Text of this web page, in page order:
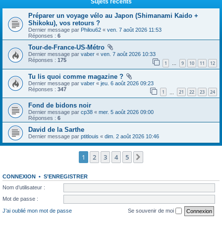
Sujets récents
Préparer un voyage vélo au Japon (Shimanami Kaido +
Shikoku), vos retours ?
Dernier message par Philou62 « ven. 7 août 2026 11:53
Réponses : 6
Tour-de-France-US-Métro
Dernier message par vaber « ven. 7 août 2026 10:33
Réponses : 175 1 … 9 10 11 12
Tu lis quoi comme magazine ?
Dernier message par vaber « jeu. 6 août 2026 09:23
Réponses : 347 1 21 22 23 24
Fond de bidons noir
Dernier message par cp38 « mer. 5 août 2026 09:00
Réponses : 6
David de la Sarthe
Dernier message par ptitlouis « dim. 2 août 2026 10:46
1 2 3 4 5
CONNEXION • S’ENREGISTRER
Nom d’utilisateur :
Mot de passe :
J’ai oublié mon mot de passe
Se souvenir de moi